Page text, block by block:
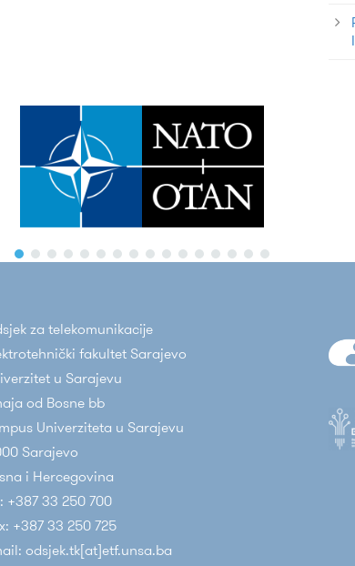
za telekomunikacije
fakultet Sarajevo
u Sarajevu
od Bosne bb
Univerziteta u Sarajevu
Sarajevo
i Hercegovina
+387 33 250 700
+387 33 250 725
odsjek.tk[at]etf.unsa.ba